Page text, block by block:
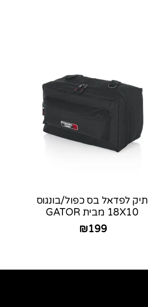
תיק לפדאל בס כפול/בונגוס
18X10 מבית GATOR
₪199